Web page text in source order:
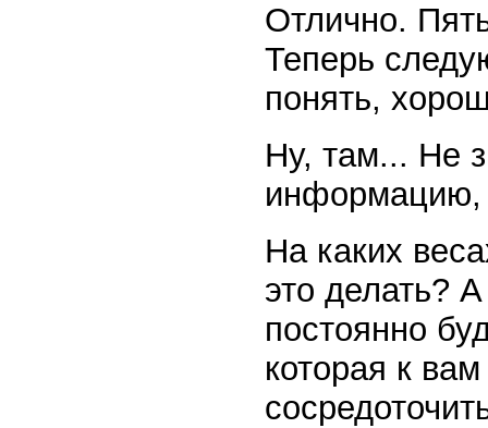
Отлично.
Теперь
понять,
Ну, там... Не
информацию,
На каких
это делать?
постоянно
которая к